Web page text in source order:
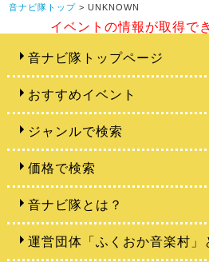
音ナビ隊トップ > UNKNOWN
イベントの情報が取得で
音ナビ隊トップページ
おすすめイベント
ジャンルで検索
価格で検索
音ナビ隊とは？
運営団体「ふくおか音楽村」